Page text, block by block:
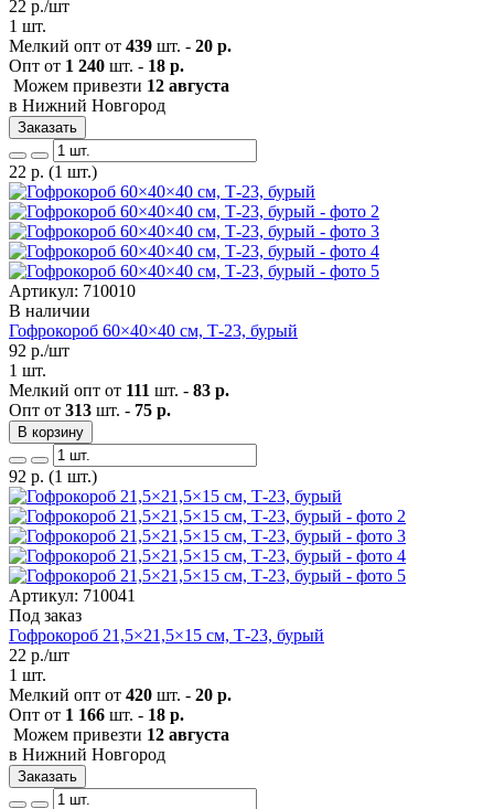
22 р./шт
1 шт.
Мелкий опт от 439 шт. - 20 р.
Опт от 1 240 шт. - 18 р.
Можем привезти 12 августа
в Нижний Новгород
Заказать
22 р. (1 шт.)
Артикул: 710010
В наличии
Гофрокороб 60×40×40 см, Т-23, бурый
92 р./шт
1 шт.
Мелкий опт от 111 шт. - 83 р.
Опт от 313 шт. - 75 р.
В корзину
92 р. (1 шт.)
Артикул: 710041
Под заказ
Гофрокороб 21,5×21,5×15 см, Т-23, бурый
22 р./шт
1 шт.
Мелкий опт от 420 шт. - 20 р.
Опт от 1 166 шт. - 18 р.
Можем привезти 12 августа
в Нижний Новгород
Заказать